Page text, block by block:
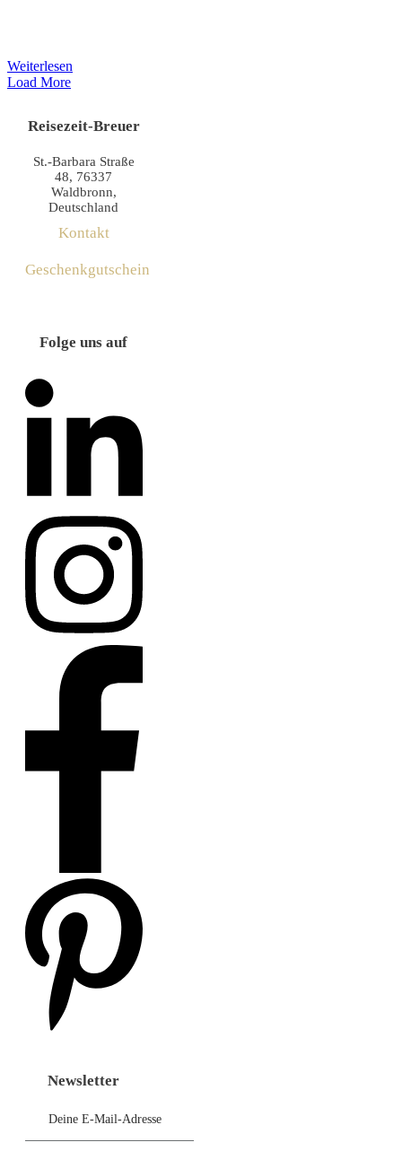
Weiterlesen
Load More
Reisezeit-Breuer
St.-Barbara Straße
48, 76337
Waldbronn,
Deutschland
Kontakt
Geschenkgutschein
Folge uns auf
Newsletter